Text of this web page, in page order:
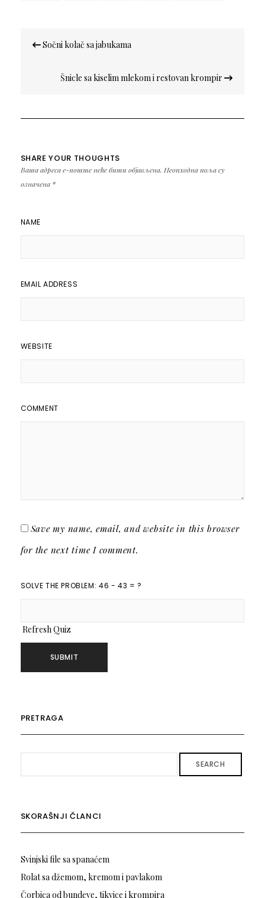
чланка
Sočni kolač sa jabukama
Šnicle sa kiselim mlekom i restovan krompir
SHARE YOUR THOUGHTS
Ваша адреса е-поште неће бити објављена. Неопходна поља су
означена *
NAME
EMAIL ADDRESS
WEBSITE
COMMENT
Save my name, email, and website in this browser
for the next time I comment.
SOLVE THE PROBLEM: 46 - 43 = ?
Refresh Quiz
PRETRAGA
SEARCH
SKORAŠNJI ČLANCI
Svinjski file sa spanaćem
Rolat sa džemom, kremom i pavlakom
Čorbica od bundeve, tikvice i krompira